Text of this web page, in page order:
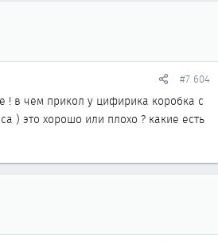
#7 604
! в чем прикол у цифирика коробка с
) это хорошо или плохо ? какие есть